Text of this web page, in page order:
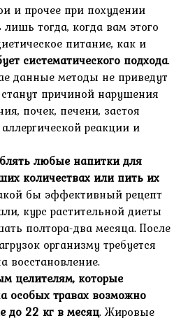
и прочее при похудении
тогда, когда вам этого
питание, как и
систематического подхода.
данные методы не приведут
причиной нарушения
почек, печени, застоя
реакции и
любые напитки для
количествах или пить их
бы эффективный рецепт
курс растительной диеты
полтора-два месяца. После
организму требуется
восстановление.
целителям, которые
особых травах возможно
до 22 кг в месяц. Жировые